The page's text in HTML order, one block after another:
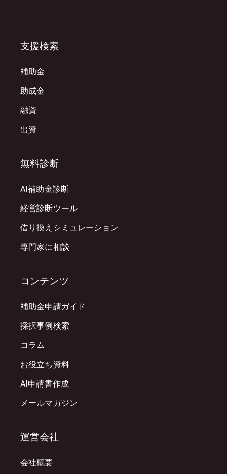
支援検索
補助金
助成金
融資
出資
無料診断
AI補助金診断
経営診断ツール
借り換えシミュレーション
専門家に相談
コンテンツ
補助金申請ガイド
採択事例検索
コラム
お役立ち資料
AI申請書作成
メールマガジン
運営会社
会社概要